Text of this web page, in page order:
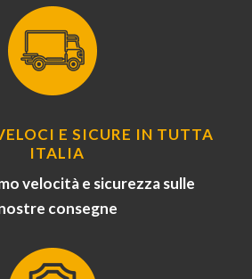
E SICURE IN TUTTA
ITALIA
velocità e sicurezza sulle
consegne